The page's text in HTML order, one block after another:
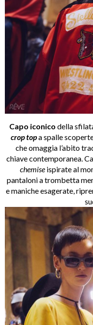
Capo iconico della
crop topa spalle
che omaggia l’abito
chiave contemporanea.
chemise ispirate al
pantaloni a trombetta
e maniche esagerate,